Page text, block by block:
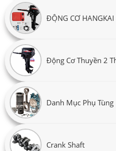
ĐỘNG CƠ
Động Cơ Thuyền 2
Danh Mục Phụ Tùng
Crank Shaft